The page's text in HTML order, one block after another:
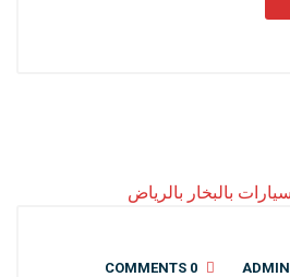
ADMIN
0 COMMENTS